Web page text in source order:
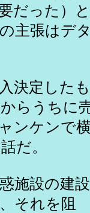
だった）と
張はデ
決定した
らうちに
ケンで横
だ。
設の建設
それを阻